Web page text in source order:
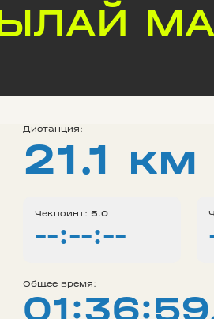
Дистанция:
21.1 км
Чекпоинт: 5.0
--:--:--
Общее время: